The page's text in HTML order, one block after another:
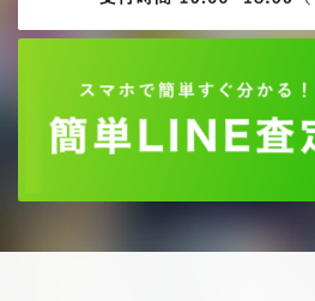
3. お振込みによるお支払いにあた
は、お客様ご本人に限らせていた
第3条（売買契約の成立）
1. 当社スタッフが提示した買取
場合は、前項に基づく本人確認の
ご署名いただいた時点で売買契約
権は、お客様から当社に移転いた
場合はその場で買取不成立となり